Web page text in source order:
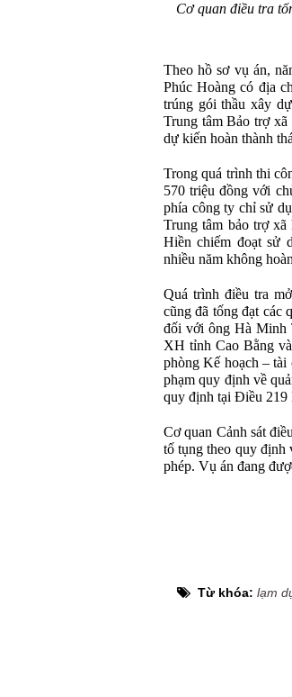
Cơ quan điều tra
Theo hồ sơ vụ án,
Phúc Hoàng có địa
trúng gói thầu xây
Trung tâm Bảo trợ
dự kiến hoàn thành
Trong quá trình thi
570 triệu đồng với
phía công ty chỉ sử
Trung tâm bảo trợ
Hiền chiếm đoạt sử
nhiều năm không
Quá trình điều tra
cũng đã tống đạt các
đối với ông Hà Minh
XH tỉnh Cao Bằng
phòng Kế hoạch –
phạm quy định về
quy định tại Điều 219
Cơ quan Cảnh sát
tố tụng theo quy định
phép. Vụ án đang
Từ khóa: lạm